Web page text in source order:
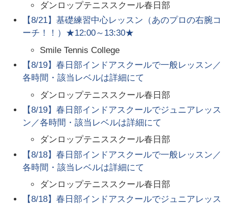
ダンロップテニススクール春日部
【8/21】基礎練習中心レッスン（あのプロの右腕コ
ーチ！！）★12:00～13:30★
Smile Tennis College
【8/19】春日部インドアスクールで一般レッスン／
各時間・該当レベルは詳細にて
ダンロップテニススクール春日部
【8/19】春日部インドアスクールでジュニアレッス
ン／各時間・該当レベルは詳細にて
ダンロップテニススクール春日部
【8/18】春日部インドアスクールで一般レッスン／
各時間・該当レベルは詳細にて
ダンロップテニススクール春日部
【8/18】春日部インドアスクールでジュニアレッス